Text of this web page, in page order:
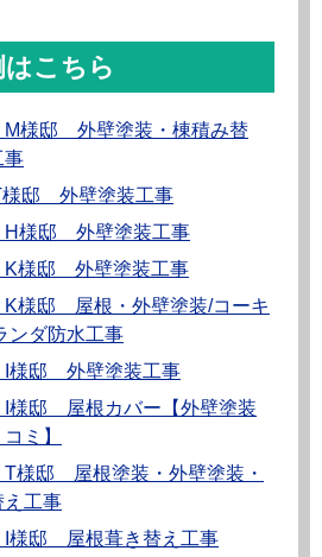
こちら
様邸 外壁塗装・棟積み替
事
様邸 外壁塗装工事
様邸 外壁塗装工事
様邸 外壁塗装工事
様邸 屋根・外壁塗装/コーキ
ンダ防水工事
様邸 外壁塗装工事
様邸 屋根カバー【外壁塗装
ミ】
様邸 屋根塗装・外壁塗装・
え工事
様邸 屋根葺き替え工事